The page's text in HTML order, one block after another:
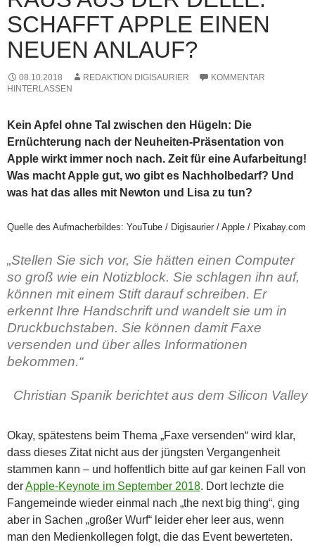
SCHAFFT APPLE EINEN
NEUEN ANLAUF?
08.10.2018 REDAKTION DIGISAURIER
KOMMENTAR
HINTERLASSEN
Kein Apfel ohne Tal zwischen den Hügeln: Die
Ernüchterung nach der Neuheiten-Präsentation von
Apple wirkt immer noch nach. Zeit für eine Aufarbeitung!
Was macht Apple gut, wo gibt es Nachholbedarf? Und
was hat das alles mit Newton und Lisa zu tun?
Quelle des Aufmacherbildes: YouTube / Digisaurier / Apple / Pixabay.com
„Stellen Sie sich vor, Sie hätten einen Computer
so groß wie ein Notizblock. Sie schlagen ihn auf,
können mit einem Stift darauf schreiben. Er
erkennt Ihre Handschrift und wandelt sie um in
Druckbuchstaben. Sie können damit Faxe
versenden und über alles Informationen
bekommen.“
Christian Spanik berichtet aus dem Silicon Valley
Okay, spätestens beim Thema „Faxe versenden“ wird klar,
dass dieses Zitat nicht aus der jüngsten Vergangenheit
stammen kann – und hoffentlich bitte auf gar keinen Fall von
derApple-Keynote im September 2018. Dort lechzte die
Fangemeinde wieder einmal nach „the next big thing“, ging
aber in Sachen „großer Wurf“ leider eher leer aus, wenn
man den Medienkollegen folgt, die das Event bewerteten.